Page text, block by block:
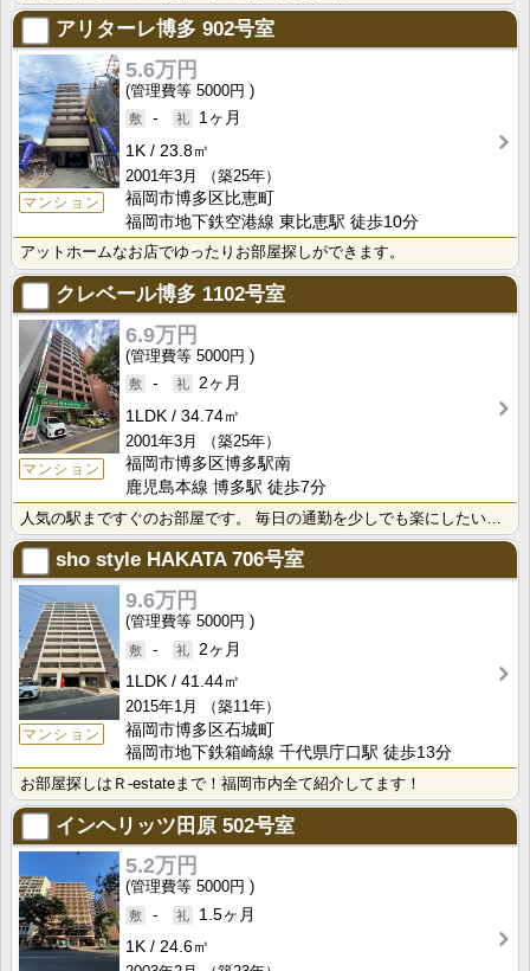
アリターレ博多 902号室
マンション
5.6万円
5000円
-
1ヶ月
1K
23.8㎡
2001年3月
（築25年）
福岡市博多区比恵町
福岡市地下鉄空港線 東比恵駅 徒歩10分
アットホームなお店でゆったりお部屋探しができます。
クレベール博多 1102号室
マンション
6.9万円
5000円
-
2ヶ月
1LDK
34.74㎡
2001年3月
（築25年）
福岡市博多区博多駅南
鹿児島本線 博多駅 徒歩7分
sho style HAKATA706号室
マンション
9.6万円
5000円
-
2ヶ月
1LDK
41.44㎡
2015年1月
（築11年）
福岡市博多区石城町
福岡市地下鉄箱崎線 千代県庁口駅 徒歩13分
お部屋探しはＲ-estateまで！福岡市内全て紹介してます！
インヘリッツ田原 502号室
5.2万円
5000円
-
1.5ヶ月
1K
24.6㎡